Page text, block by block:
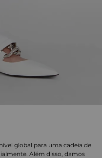
global para uma cadeia de
Além disso, damos